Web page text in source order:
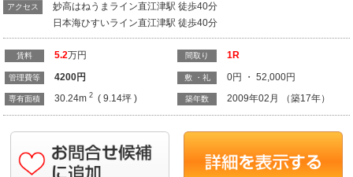
アクセス
妙高はねうまライン直江津駅 徒歩40分
日本海ひすいライン直江津駅 徒歩40分
賃料 5.2万円
管理費等 4200円
専有面積 30.24m 2( 9.14坪 )
間取り 1R
敷 ・礼 0円 ・ 52,000円
築年数 2009年02月 （築17年）